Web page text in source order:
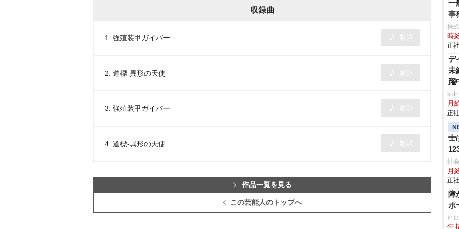
収録曲
1. 強殖装甲ガイバー
2. 道標-異形の天使
3. 強殖装甲ガイバー
4. 道標-異形の天使
作品一覧を見る
この芸能人のトップへ
一
事
株
時
正
デ
未
躍
月
正
士
社
月
正
障
ポ
ヒ
年